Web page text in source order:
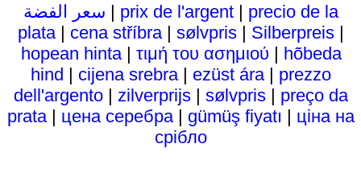
سعر الفضة | prix de l'argent | precio de la
plata | cena stříbra |sølvpris | Silberpreis |
hopean hinta| τιμή του ασημιού | hõbeda
hind | cijena srebra | ezüst ára | prezzo
dell'argento | zilverprijs |sølvpris | preço da
prata | цена серебра | gümüş fiyatı | ціна на
срібло